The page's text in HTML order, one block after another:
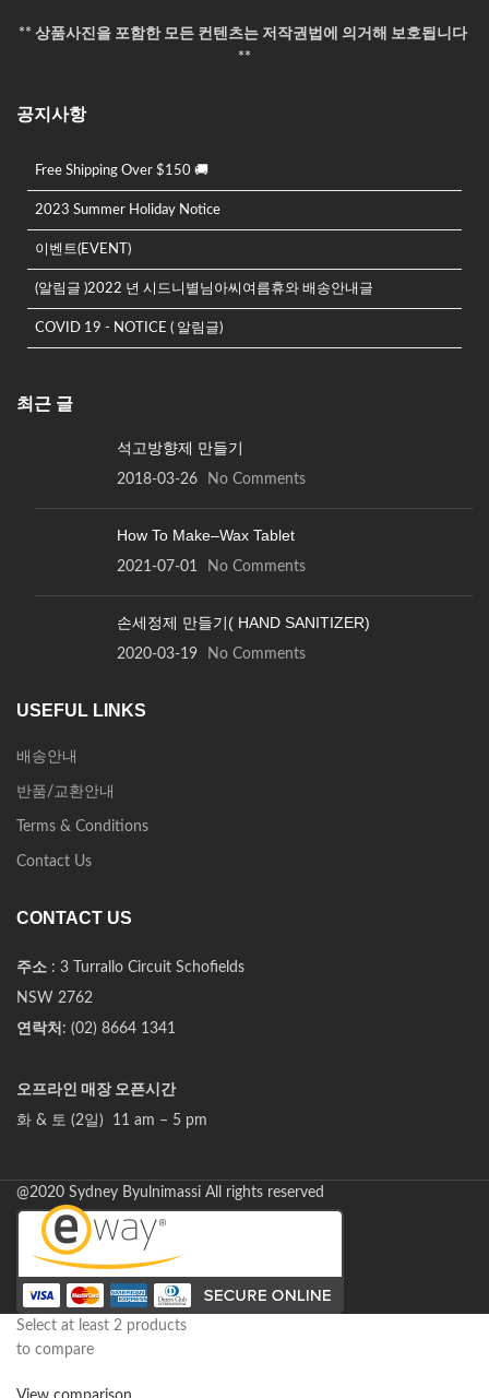
** 상품사진을 포함한 모든 컨텐츠는 저작권법에 의거해 보호됩니다
**
공지사항
Free Shipping Over $150 🚚
2023 Summer Holiday Notice
이벤트(EVENT)
(알림글 )2022 년 시드니별님아씨여름휴와 배송안내글
COVID 19 - NOTICE ( 알림글)
최근 글
석고방향제 만들기
2018-03-26 No Comments
How To Make–Wax Tablet
2021-07-01 No Comments
손세정제 만들기( HAND SANITIZER)
2020-03-19 No Comments
USEFUL LINKS
배송안내
반품/교환안내
Terms & Conditions
Contact Us
CONTACT US
주소 : 3 Turrallo Circuit Schofields
NSW 2762
연락처 : (02) 8664 1341
오프라인 매장 오픈시간
화 & 토 (2일) 11 am – 5 pm
@2020 Sydney Byulnimassi All rights reserved
Select at least 2 products
to compare